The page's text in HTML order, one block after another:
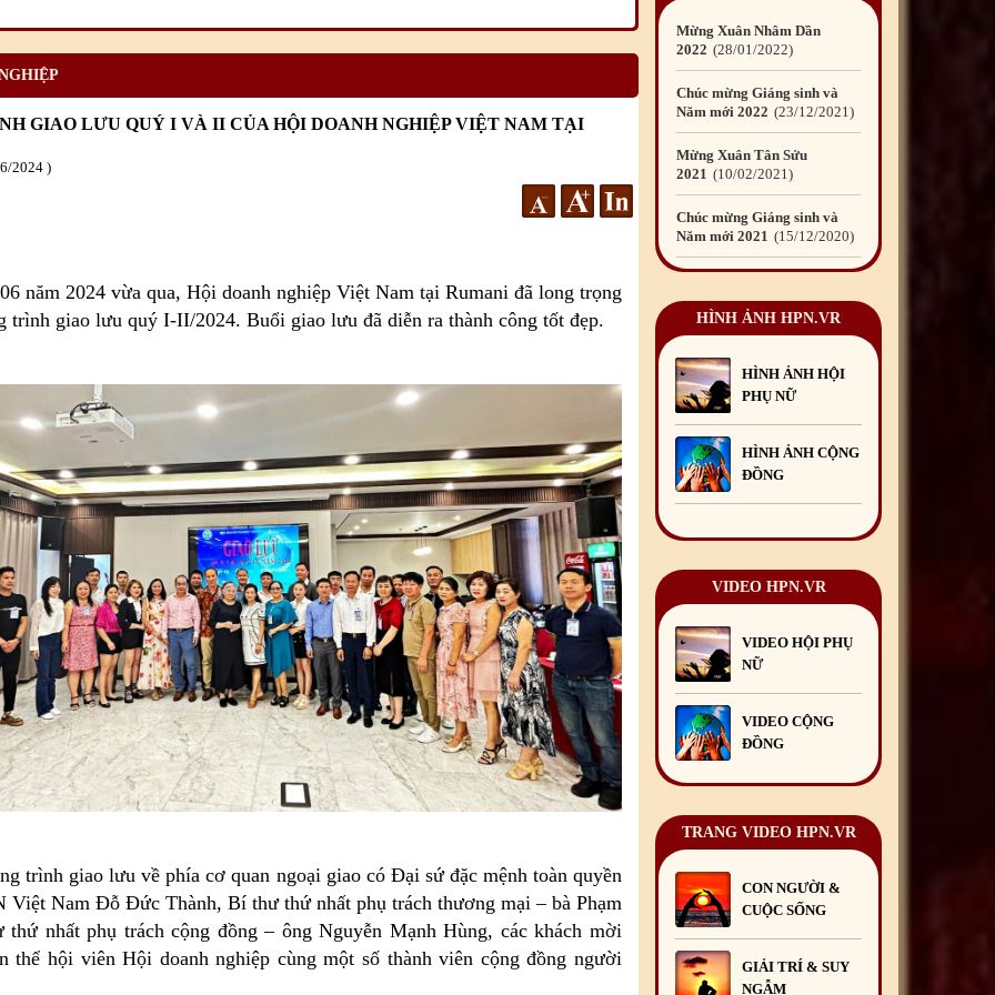
GIAO LƯU QUÝ I VÀ II CỦA HỘI DOANH NGHIỆP VIỆT NAM TẠI
/2024
năm 2024 vừa qua, Hội doanh nghiệp Việt Nam tại Rumani đã long trọng
trình giao lưu quý I-II/2024. Buổi giao lưu đã diễn ra thành công tốt đẹp.
trình giao lưu về phía cơ quan ngoại giao có Đại sứ đặc mệnh toàn quyền
Việt Nam Đỗ Đức Thành, Bí thư thứ nhất phụ trách thương mại – bà Phạm
nhất phụ trách cộng đồng – ông Nguyễn Mạnh Hùng, các khách mời
thể hội viên Hội doanh nghiệp cùng một số thành viên cộng đồng người
Chúc mừng Giáng sinh và
Năm mới 2022 23
Mừng Xuân Tân Sửu
2021
10/02/2021
Chúc mừng Giáng sinh và
Năm mới 2021 15
Mừng Xuân Canh Tý
2020
22/01/2020
Năm mới 2020 24/12/2019
Mừng Xuân Kỷ Hợi
2019 03
Chúc mừng Giáng sinh và
Năm mới 2019 22/12/2018
Mừng Xuân Bính Ngọ
2026 15 /02 /2026
Chúc mừng Giáng sinh và
Năm mới 2025 24/12/2024
Mừng Xuân Giáp Thìn
2024 09 /02/2024
HÌNH ẢNH HPN.VR
HÌNH ẢNH HỘI
PHỤ NỮ
HÌNH ẢNH CỘNG
ĐỒNG
VIDEO HPN.VR
VIDEO HỘI PHỤ
NỮ
VIDEO CỘNG
ĐỒNG
TRANG VIDEO HPN.VR
CON NGƯỜI &
CUỘC SỐNG
GIẢI TRÍ & SUY
NGẪM